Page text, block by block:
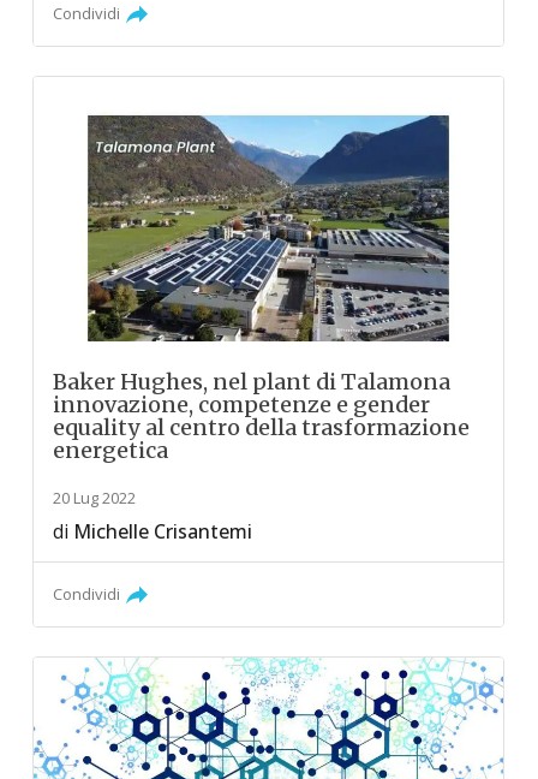
Condividi
Baker Hughes, nel plant di Talamona
innovazione, competenze e gender
equality al centro della trasformazione
energetica
20 Lug 2022
di Michelle Crisantemi
Condividi